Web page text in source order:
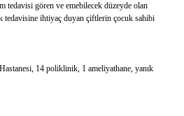
tedavisi gören ve emebilecek düzeyde olan
tedavisine ihtiyaç duyan çiftlerin çocuk sahibi
14 poliklinik, 1 ameliyathane, yanık